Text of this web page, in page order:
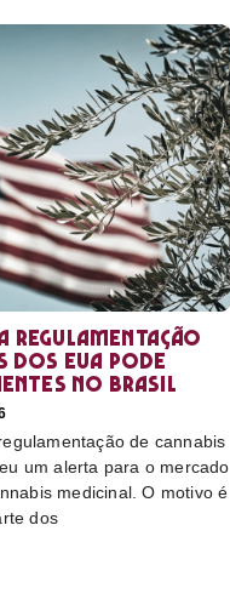
regulamentação
dos EUA pode
no Brasil
de cannabis
um alerta para o mercado
medicinal. O motivo é
dos